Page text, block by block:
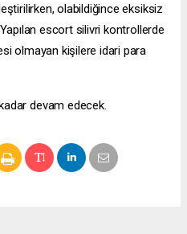
olabildiğince eksiksiz
escort silivri kontrollerde
olmayan kişilere idari para
devam edecek.